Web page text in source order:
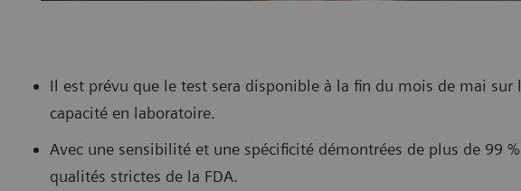
Il est prévu que le test sera disponible à la fin du mois de mai sur
capacité en laboratoire.
Avec une sensibilité et une spécificité démontrées de plus de 99
qualités strictes de la FDA.